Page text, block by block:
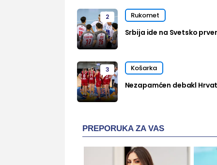
2 Rukomet
Srbija ide na Svetsko
3 Košarka
Nezapamćen debakl
PREPORUKA ZA VAS